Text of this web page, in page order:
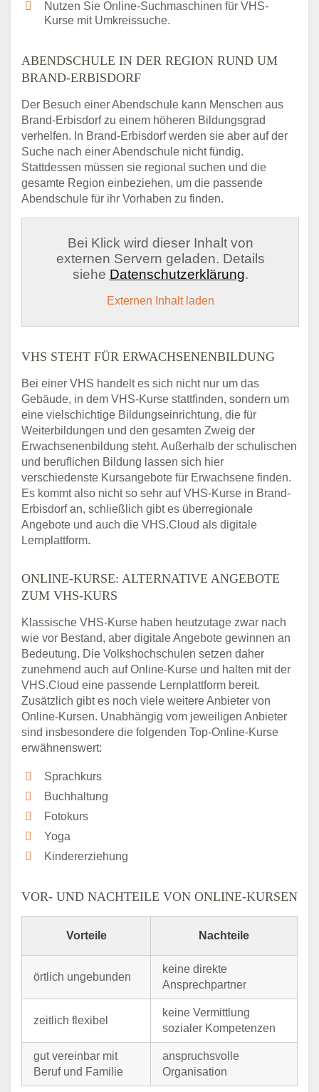
Nutzen Sie Online-Suchmaschinen für VHS-
Kurse mit Umkreissuche.
ABENDSCHULE IN DER REGION RUND UM
BRAND-ERBISDORF
Der Besuch einer Abendschule kann Menschen aus
Brand-Erbisdorf zu einem höheren Bildungsgrad
verhelfen. In Brand-Erbisdorf werden sie aber auf der
Suche nach einer Abendschule nicht fündig.
Stattdessen müssen sie regional suchen und die
gesamte Region einbeziehen, um die passende
Abendschule für ihr Vorhaben zu finden.
Bei Klick wird dieser Inhalt von
externen Servern geladen. Details
siehe Datenschutzerklärung.
Externen Inhalt laden
VHS STEHT FÜR ERWACHSENENBILDUNG
Bei einer VHS handelt es sich nicht nur um das
Gebäude, in dem VHS-Kurse stattfinden, sondern um
eine vielschichtige Bildungseinrichtung, die für
Weiterbildungen und den gesamten Zweig der
Erwachsenenbildung steht. Außerhalb der schulischen
und beruflichen Bildung lassen sich hier
verschiedenste Kursangebote für Erwachsene finden.
Es kommt also nicht so sehr auf VHS-Kurse in Brand-
Erbisdorf an, schließlich gibt es überregionale
Angebote und auch die VHS.Cloud als digitale
Lernplattform.
ONLINE-KURSE: ALTERNATIVE ANGEBOTE
ZUM VHS-KURS
Klassische VHS-Kurse haben heutzutage zwar nach
wie vor Bestand, aber digitale Angebote gewinnen an
Bedeutung. Die Volkshochschulen setzen daher
zunehmend auch auf Online-Kurse und halten mit der
VHS.Cloud eine passende Lernplattform bereit.
Zusätzlich gibt es noch viele weitere Anbieter von
Online-Kursen. Unabhängig vom jeweiligen Anbieter
sind insbesondere die folgenden Top-Online-Kurse
erwähnenswert:
Sprachkurs
Buchhaltung
Fotokurs
Yoga
Kindererziehung
VOR- UND NACHTEILE VON ONLINE-KURSEN
Vorteile Nachteile
örtlich ungebunden
keine direkte
Ansprechpartner
zeitlich flexibel
keine Vermittlung
sozialer Kompetenzen
gut vereinbar mit
Beruf und Familie
anspruchsvolle
Organisation